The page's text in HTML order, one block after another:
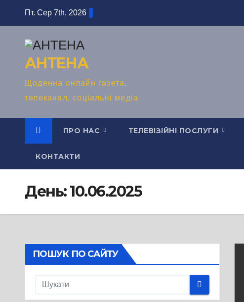
Пт. Сер 7th, 2026
АНТЕНА
Щоденна онлайн газета,
телеканал, соціальні медіа
ПРО НАС ТЕЛЕВІЗІЙНІ ПОСЛУГИ
КОНТАКТИ
День:10.06.2025
ПОШУК ПО САЙТУ